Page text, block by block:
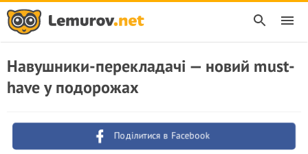
Навушники-перекладачі — новий must-
have у подорожах
Поділитися в Facebook